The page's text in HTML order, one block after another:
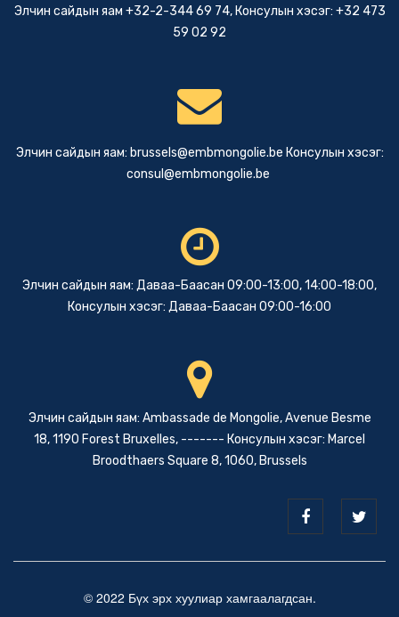
Элчин сайдын яам +32-2-344 69 74, Консулын хэсэг: +32 473
59 02 92
Элчин сайдын яам: brussels@embmongolie.be Консулын хэсэг:
consul@embmongolie.be
Элчин сайдын яам: Даваа-Баасан 09:00-13:00, 14:00-18:00,
Консулын хэсэг: Даваа-Баасан 09:00-16:00
Элчин сайдын яам: Ambassade de Mongolie, Avenue Besme
18, 1190 Forest Bruxelles, ------- Консулын хэсэг: Marcel
Broodthaers Square 8, 1060, Brussels
© 2022 Бүх эрх хуулиар хамгаалагдсан.